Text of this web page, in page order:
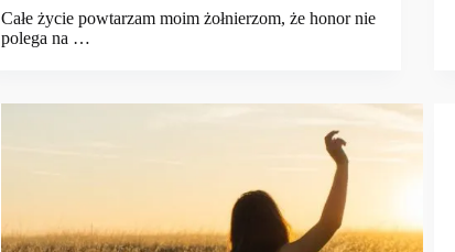
Całe życie powtarzam moim żołnierzom, że honor nie
polega na …